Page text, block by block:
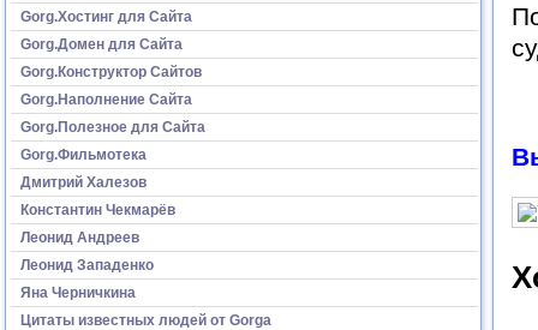
Gorg.Хостинг для Сайта
Gorg.Домен для Сайта
Gorg.Конструктор Сайтов
Gorg.Наполнение Сайта
Gorg.Полезное для Сайта
Gorg.Фильмотека
Дмитрий Халезов
Константин Чекмарёв
Леонид Андреев
Леонид Западенко
Яна Черничкина
Цитаты известных людей от Gorga